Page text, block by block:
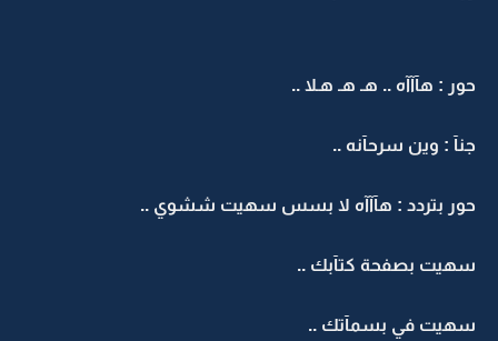
حور : هآآآه .. هـ هـ هـلا ..
جنآ : وين سرحآنه ..
حور بتردد : هآآآه لا بسس سهيت ششوي ..
سهيت بصفحة كتآبك ..
سهيت في بسمآتك ..